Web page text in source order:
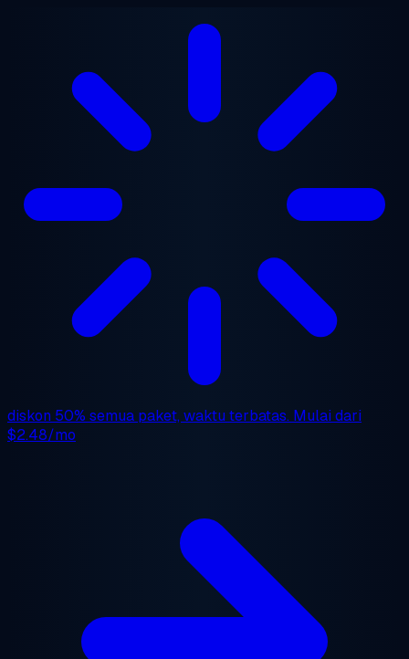
diskon 50% semua paket, waktu terbatas. Mulai dari
$2.48/mo